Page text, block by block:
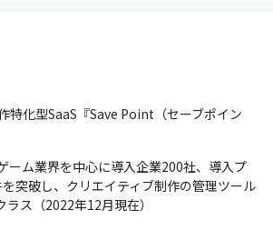
特化型SaaS『Save Point（セーブポイン
ム業界を中心に導入企業200社、導入プ
突破し、クリエイティブ制作の管理ツール
ス（2022年12月現在）